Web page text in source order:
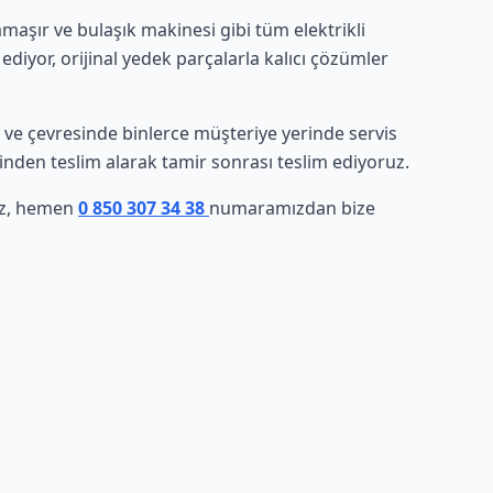
ve bulaşık makinesi gibi tüm elektrikli
orijinal yedek parçalarla kalıcı çözümler
çevresinde binlerce müşteriye yerinde servis
teslim alarak tamir sonrası teslim ediyoruz.
hemen 0 850 307 34 38 numaramızdan bize